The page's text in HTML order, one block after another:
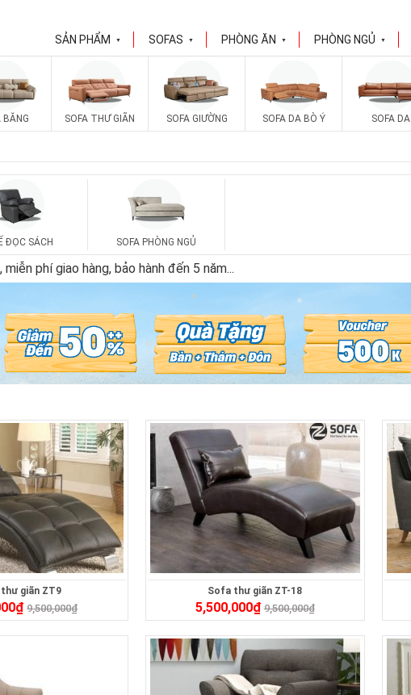
SẢN PHẨM ▼ SOFAS ▼ PHÒNG ĂN ▼ PHÒNG NGỦ ▼
BĂNG SOFA THƯ GIÃN SOFA GIƯỜNG SOFA DA BÒ Ý SOFA DA
ĐỌC SÁCH SOFA PHÒNG NGỦ
phí giao hàng, bảo hành đến 5 năm...
giãn ZT9
₫ 9,500,000₫
Sofa thư giãn ZT-18
5,500,000₫ 9,500,000₫